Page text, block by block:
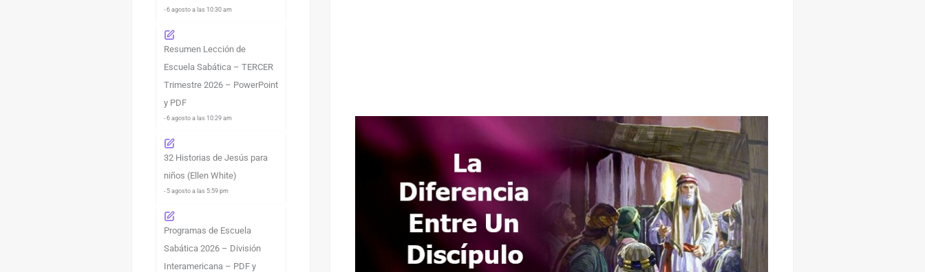
- 6 agosto a las 10:30 am
Resumen Lección de
Escuela Sabática – TERCER
Trimestre 2026 – PowerPoint
y PDF
- 6 agosto a las 10:29 am
32 Historias de Jesús para
niños (Ellen White)
- 5 agosto a las 5:59 pm
Programas de Escuela
Sabática 2026 – División
Interamericana – PDF y